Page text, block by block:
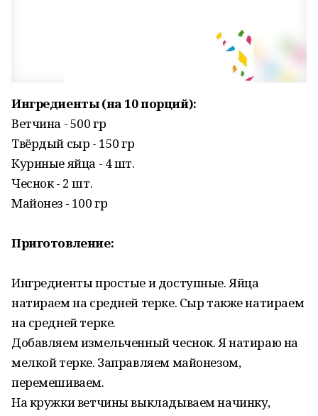
Ингредиенты (на 10 порций):
Ветчина - 500 гр
Твёрдый сыр - 150 гр
Куриные яйца - 4 шт.
Чеснок - 2 шт.
Майонез - 100 гр
Приготовление:
Ингредиенты простые и доступные. Яйца
натираем на средней терке. Сыр также натираем
на средней терке.
Добавляем измельченный чеснок. Я натираю на
мелкой терке. Заправляем майонезом,
перемешиваем.
На кружки ветчины выкладываем начинку,